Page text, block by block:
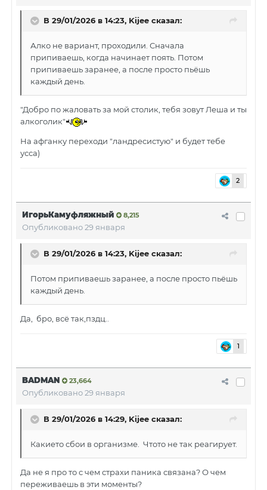
В 29/01/2026 в 14:23, Kijee сказал:
Алко не вариант, проходили. Сначала
припиваешь, когда начинает поять. Потом
припиваешь заранее, а после просто пьёшь
каждый день.
"Добро по жаловать за мой столик, тебя зовут Леша и ты
алкоголик"
На афганку переходи "ландресистую" и будет тебе
усса)
2
ИгорьКамуфляжный 8,215
Опубликовано29 января
В 29/01/2026 в 14:23, Kijee сказал:
Потом припиваешь заранее, а после просто пьёшь
каждый день.
Да, бро, всё так,пздц..
1
BADMAN 23,664
Опубликовано29 января
В 29/01/2026 в 14:29, Kijee сказал:
Какието сбои в организме. Чтото не так реагирует.
Да не я про то с чем страхи паника связана? О чем
переживаешь в эти моменты?